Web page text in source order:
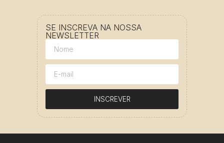
SE INSCREVA NA NOSSA
NEWSLETTER
INSCREVER